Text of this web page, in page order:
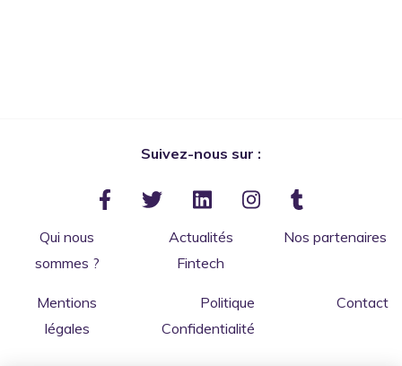
Suivez-nous sur :
Qui nous
sommes ?
Actualités
Fintech
Nos partenaires
Mentions
légales
Politique
Confidentialité
Contact